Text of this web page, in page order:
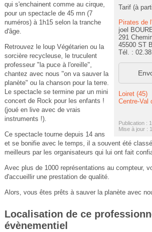
Tarif (à
Pirates de
joel
291
45500 ST
Tél. :
Loiret (45)
Centre-Val
Publication :
Mise à jour :
qui s'enchainent comme au cirque,
pour un spectacle de 45 mn (7
numéros) à 1h15 selon la tranche
d'âge.
Retrouvez le loup Végétarien ou la
sorcière recycleuse, le truculent
professeur "la puce à l'oreille",
chantez avec nous "on va sauver la
planète" ou la chanson pour la terre.
Le spectacle se termine par un mini
concert de Rock pour les enfants !
(joué en live avec de vrais
instruments !).
Ce spectacle tourne depuis 14 ans
et se bonifie avec le temps, il a souvent été
meilleurs par les organisateurs qui lui ont fait
Avec plus de 1000 représentations au compteur,
d'accueillir une prestation de qualité.
Alors, vous êtes prêts à sauver la planète avec
Localisation de ce
évènementiel